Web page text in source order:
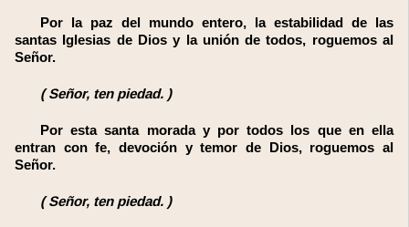
Por la paz del mundo entero, la estabilidad de las
santas Iglesias de Dios y la unión de todos, roguemos al
Señor.
( Señor, ten piedad. )
Por esta santa morada y por todos los que en ella
entran con fe, devoción y temor de Dios, roguemos al
Señor.
( Señor, ten piedad. )